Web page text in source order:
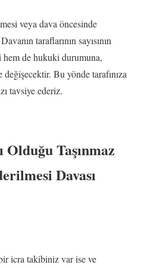
veya dava öncesinde
taraflarının sayısının
hem de hukuki durumuna,
Bu yönde tarafınıza
tavsiye ederiz.
Taşınmaz
Davası
icra takibiniz var ise ve